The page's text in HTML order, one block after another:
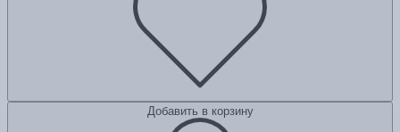
Добавить в корзину